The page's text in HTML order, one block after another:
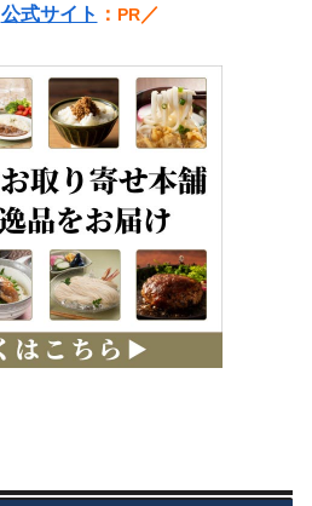
公式サイト ： PR／